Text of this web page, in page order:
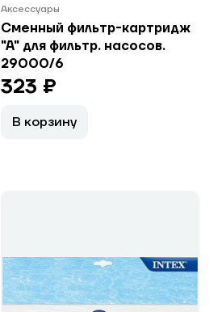
Аксессуары
Сменный фильтр-картридж
"А" для фильтр. насосов.
29000/6
323 ₽
В корзину